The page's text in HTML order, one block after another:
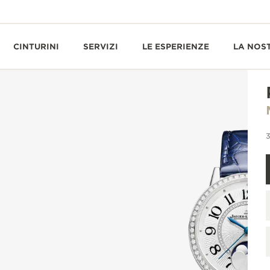
CINTURINI SERVIZI LE ESPERIENZE LA